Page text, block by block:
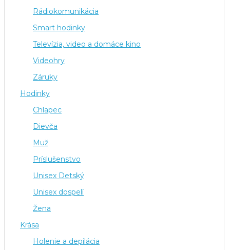
Rádiokomunikácia
Smart hodinky
Televízia, video a domáce kino
Videohry
Záruky
Hodinky
Chlapec
Dievča
Muž
Príslušenstvo
Unisex Detský
Unisex dospelí
Žena
Krása
Holenie a depilácia